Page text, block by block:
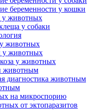
беременности у кошки
у животных
у собаки
животных
у животных
у животных
животным
диагностика животным
на микроспорию
от эктопаразитов